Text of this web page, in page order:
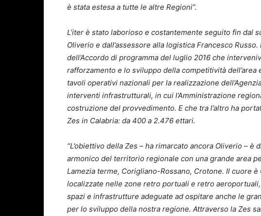
è stata estesa a tutte le altre Regioni”.
L’iter è stato laborioso e costantemente seguito fin dal
Oliverio e dall’assessore alla logistica Francesco
dell’Accordo di programma del luglio 2016 che
rafforzamento e lo sviluppo della competitività dell’area
tavoli operativi nazionali per la realizzazione
interventi infrastrutturali, in cui l’Amministrazione
costruzione del provvedimento. E che tra l’altro ha
Zes in Calabria: da 400 a 2.476 ettari.
“L’obiettivo della Zes – ha rimarcato ancora Oliverio –
armonico del territorio regionale con una grande area
Lamezia terme, Corigliano-Rossano, Crotone. Il cuore
localizzate nelle zone retro portuali e retro
spazi e infrastrutture adeguate ad ospitare anche le
per lo sviluppo della nostra regione. Attraverso la Zes